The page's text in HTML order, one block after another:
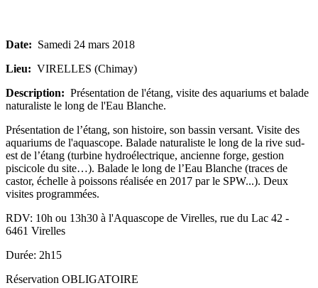
Date: Samedi 24 mars 2018
Lieu: VIRELLES (Chimay)
Description: Présentation de l'étang, visite des aquariums et balade
naturaliste le long de l'Eau Blanche.
Présentation de l’étang, son histoire, son bassin versant. Visite des
aquariums de l'aquascope. Balade naturaliste le long de la rive sud-
est de l’étang (turbine hydroélectrique, ancienne forge, gestion
piscicole du site…). Balade le long de l’Eau Blanche (traces de
castor, échelle à poissons réalisée en 2017 par le SPW...). Deux
visites programmées.
RDV: 10h ou 13h30 à l'Aquascope de Virelles, rue du Lac 42 -
6461 Virelles
Durée: 2h15
Réservation OBLIGATOIRE